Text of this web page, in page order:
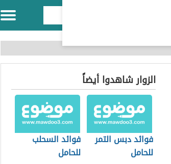
الزوار شاهدوا أيضاً
فوائد دبس التمر
للحامل
فوائد السحلب
للحامل